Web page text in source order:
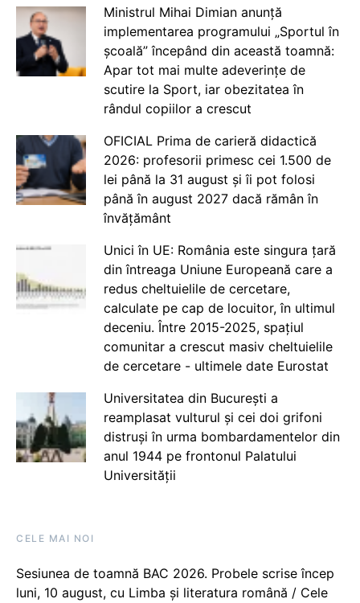
Ministrul Mihai Dimian anunță
implementarea programului „Sportul în
școală” începând din această toamnă:
Apar tot mai multe adeverințe de
scutire la Sport, iar obezitatea în
rândul copiilor a crescut
OFICIAL Prima de carieră didactică
2026: profesorii primesc cei 1.500 de
lei până la 31 august și îi pot folosi
până în august 2027 dacă rămân în
învățământ
Unici în UE: România este singura țară
din întreaga Uniune Europeană care a
redus cheltuielile de cercetare,
calculate pe cap de locuitor, în ultimul
deceniu. Între 2015-2025, spațiul
comunitar a crescut masiv cheltuielile
de cercetare - ultimele date Eurostat
Universitatea din București a
reamplasat vulturul și cei doi grifoni
distruși în urma bombardamentelor din
anul 1944 pe frontonul Palatului
Universității
CELE MAI NOI
Sesiunea de toamnă BAC 2026. Probele scrise încep
luni, 10 august, cu Limba și literatura română / Cele